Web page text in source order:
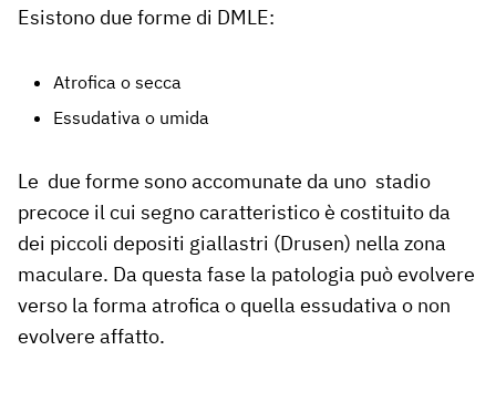
Esistono due forme di DMLE:
Atrofica o secca
Essudativa o umida
Le due forme sono accomunate da uno stadio
precoce il cui segno caratteristico è costituito da
dei piccoli depositi giallastri (Drusen) nella zona
maculare. Da questa fase la patologia può evolvere
verso la forma atrofica o quella essudativa o non
evolvere affatto.